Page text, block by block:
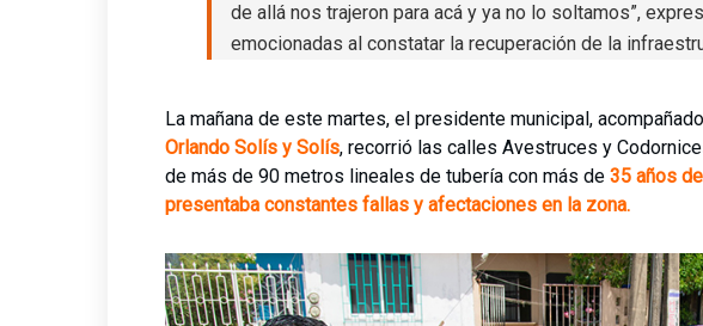
de allá nos trajeron para acá y ya no lo soltamos”,
emocionadas al constatar la recuperación de la
La mañana de este martes, el presidente municipal,
Orlando Solís y Solís, recorrió las calles Avestruces y
de más de 90 metros lineales de tubería con más de 35 años
presentaba constantes fallas y afectaciones en la zona.